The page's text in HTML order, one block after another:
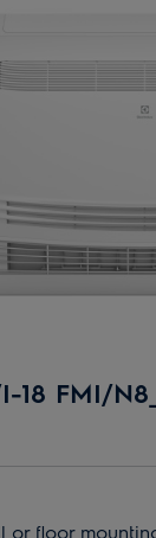
18 FMI/
or floor